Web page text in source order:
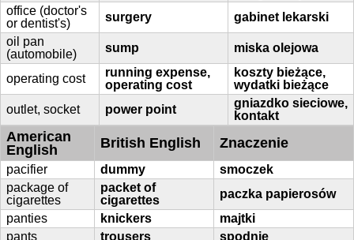
office (doctor's
or dentist's)
surgery
gabinet lekarski
oil pan
(automobile)
sump miska olejowa
operating cost
running expense,
operating cost
koszty bieżące,
wydatki bieżące
outlet, socket
power point
gniazdko sieciowe,
kontakt
American
English
British English Znaczenie
pacifier dummy
smoczek
package of
cigarettes
packet of
cigarettes
paczka papierosów
panties
knickers
majtki
pants
trousers
spodnie